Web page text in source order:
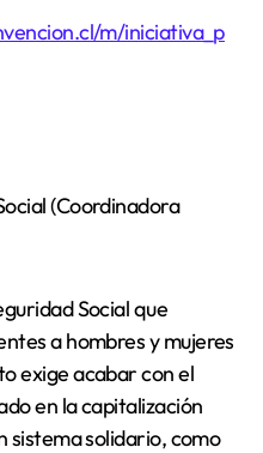
m/iniciativa_p
(Coordinadora
Social que
a hombres y mujeres
exige acabar con el
en la capitalización
sistema solidario, como